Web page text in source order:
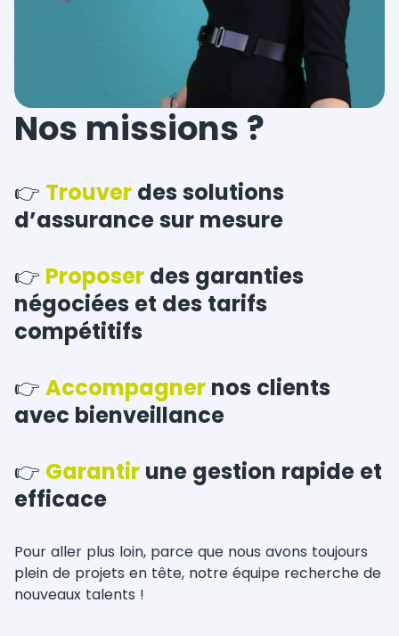
Nos missions ?
👉 Trouver des solutions
d’assurance sur mesure
👉 Proposer des garanties
négociées et des tarifs
compétitifs
👉 Accompagner nos clients
avec bienveillance
👉 Garantir une gestion rapide et
efficace
Pour aller plus loin, parce que nous avons toujours
plein de projets en tête, notre équipe recherche de
nouveaux talents !